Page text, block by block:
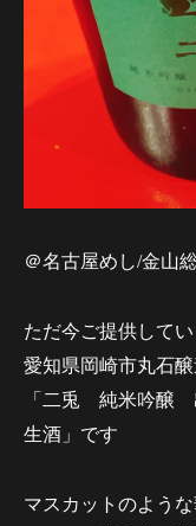
＠名古屋めし/金山
ただ今ご提供して
愛知県岡崎市丸石
「二兎 純米吟醸
生酒」です
マスカットのよう